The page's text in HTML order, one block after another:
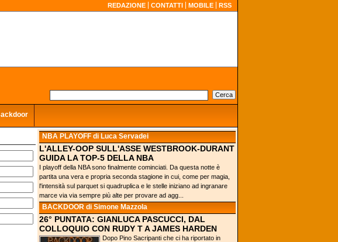
REDAZIONE CONTATTI MOBILE RSS
NBA PLAYOFF di Luca Servadei
L'ALLEY-OOP SULL'ASSE WESTBROOK-DURANT
GUIDA LA TOP-5 DELLA NBA
I playoff della NBA sono finalmente cominciati. Da questa notte è
partita una vera e propria seconda stagione in cui, come per magia,
l'intensità sul parquet si quadruplica e le stelle iniziano ad ingranare
marce via via sempre più alte per provare ad agg...
BACKDOOR di Simone Mazzola
26° PUNTATA: GIANLUCA PASCUCCI, DAL
COLLOQUIO CON RUDY T A JAMES HARDEN
Dopo Pino Sacripanti che ci ha riportato in